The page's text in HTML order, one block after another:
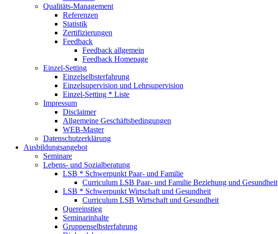
Qualitäts-Management
Referenzen
Statistik
Zertifizierungen
Feedback
Feedback allgemein
Feedback Homepage
Einzel-Setting
Einzelselbsterfahrung
Einzelsupervision und Lehrsupervision
Einzel-Setting * Liste
Impressum
Disclaimer
Allgemeine Geschäftsbedingungen
WEB-Master
Datenschutzerklärung
Ausbildungsangebot
Seminare
Lebens- und Sozialberatung
LSB * Schwerpunkt Paar- und Familie
Curriculum LSB Paar- und Familie Beziehung und Gesundheit
LSB * Schwerpunkt Wirtschaft und Gesundheit
Curriculum LSB Wirtschaft und Gesundheit
Quereinstieg
Seminarinhalte
Gruppenselbsterfahrung